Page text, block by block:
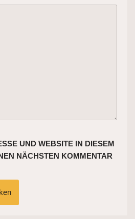
UND WEBSITE IN DIESEM
NÄCHSTEN KOMMENTAR